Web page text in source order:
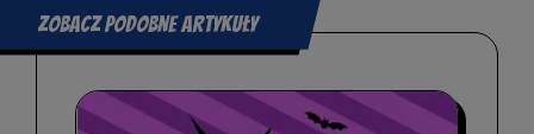
Zobacz podobne artykuły